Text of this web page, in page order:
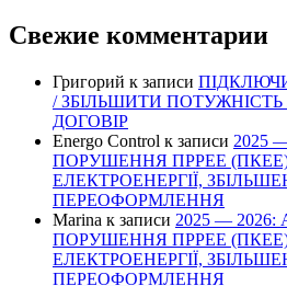
Свежие комментарии
Григорий к записи
/ ЗБІЛЬШИТИ
ДОГОВІР
Energo Control к записи 2025
ПОРУШЕННЯ ПРРЕЕ
ЕЛЕКТРОЕНЕРГІЇ,
ПЕРЕОФОРМЛЕННЯ
Marina к записи 2025 —
ПОРУШЕННЯ ПРРЕЕ
ЕЛЕКТРОЕНЕРГІЇ,
ПЕРЕОФОРМЛЕННЯ